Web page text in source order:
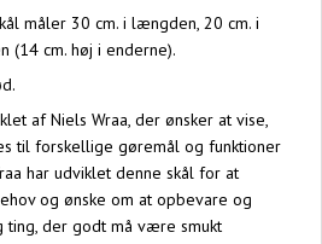
måler 30 cm. i længden, 20 cm. i
(14 cm. høj i enderne).
af Niels Wraa, der ønsker at vise,
til forskellige gøremål og funktioner
har udviklet denne skål for at
og ønske om at opbevare og
der godt må være smukt